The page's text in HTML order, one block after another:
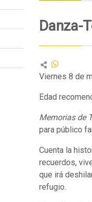
Danza-
Viernes 8 de
Edad
Memorias de
para público
Cuenta la
recuerdos,
que irá
refugio.